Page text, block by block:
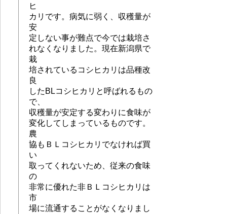
ヒ
カリです。 病気に弱く、収穫量が
安
定しない事が難点で今では栽培さ
れなくなりました。現在新潟県で
栽
培されているコシヒカリは品種改
良
したBLコシヒカリと呼ばれるもの
で、
収穫量が安定する変わりに食味が
変化してしまっているものです。
農
協もＢＬコシヒカリでなければ買
い
取ってくれないため、従来の食味
の
非常に優れた非ＢＬコシヒカリは
市
場に流通することがなくなりまし